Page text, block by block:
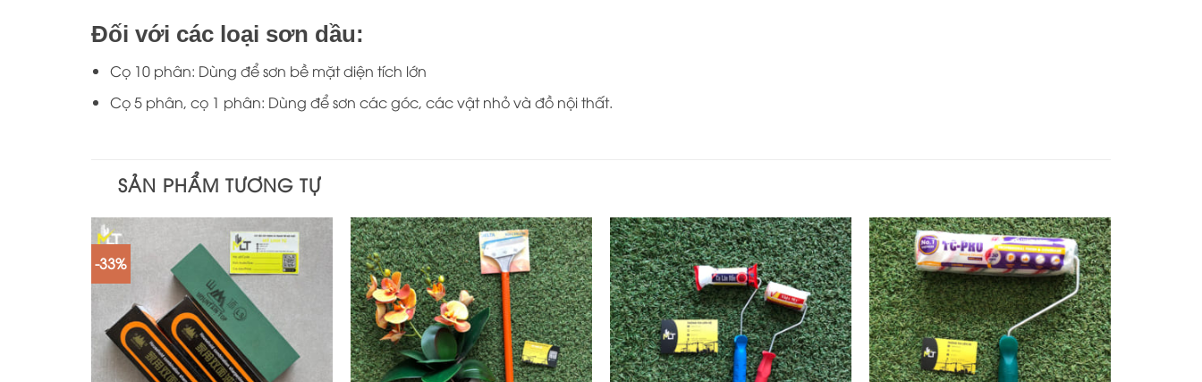
Đối với các loại sơn dầu:
Cọ 10 phân: Dùng để sơn bề mặt diện tích lớn
Cọ 5 phân, cọ 1 phân: Dùng để sơn các góc, các vật nhỏ và đồ nội thất.
SẢN PHẨM TƯƠNG TỰ
-33%